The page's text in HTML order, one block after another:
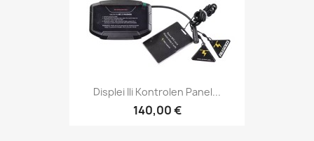
Displei Ili Kontrolen Panel...
140,00 €